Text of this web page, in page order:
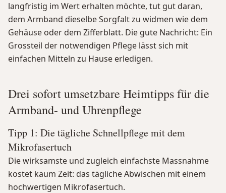
langfristig im Wert erhalten möchte, tut gut daran,
dem Armband dieselbe Sorgfalt zu widmen wie dem
Gehäuse oder dem Zifferblatt. Die gute Nachricht: Ein
Grossteil der notwendigen Pflege lässt sich mit
einfachen Mitteln zu Hause erledigen.
Drei sofort umsetzbare Heimtipps für die
Armband- und Uhrenpflege
Tipp 1: Die tägliche Schnellpflege mit dem
Mikrofasertuch
Die wirksamste und zugleich einfachste Massnahme
kostet kaum Zeit: das tägliche Abwischen mit einem
hochwertigen Mikrofasertuch.